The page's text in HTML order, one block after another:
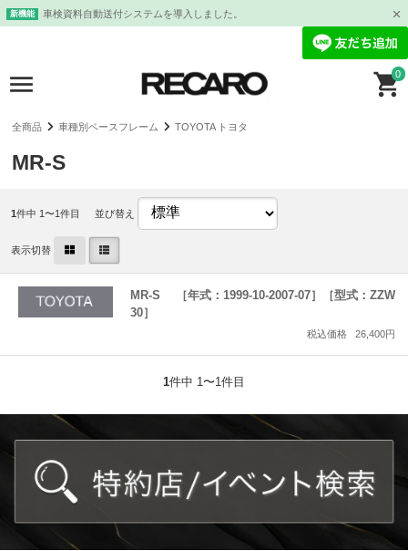
新機能 車検資料自動送付システムを導入しました。
0
全商品 車種別ベースフレーム TOYOTA トヨタ
MR-S
1件中 1〜1件目 並び替え
表示切替
MR-S ［年式：1999-10-2007-07］［型式：ZZW
30］
税込価格 26,400円
1件中 1〜1件目